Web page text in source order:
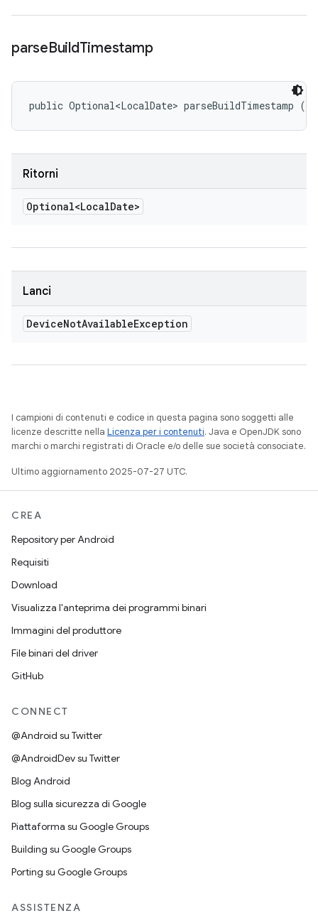
parseBuildTimestamp
public Optional<LocalDate> parseBuildTimestamp ()
Ritorni
Optional<LocalDate>
Lanci
DeviceNotAvailableException
I campioni di contenuti e codice in questa pagina sono soggetti alle
licenze descritte nella Licenza per i contenuti. Java e OpenJDK sono
marchi o marchi registrati di Oracle e/o delle sue società consociate.
Ultimo aggiornamento 2025-07-27 UTC.
CREA
Repository per Android
Requisiti
Download
Visualizza l'anteprima dei programmi binari
Immagini del produttore
File binari del driver
GitHub
CONNECT
@Android su Twitter
@AndroidDev su Twitter
Blog Android
Blog sulla sicurezza di Google
Piattaforma su Google Groups
Building su Google Groups
Porting su Google Groups
ASSISTENZA